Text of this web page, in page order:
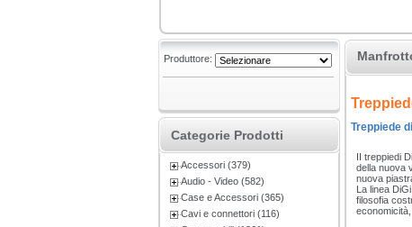
Produttore:
Categorie Prodotti
Accessori (379)
Audio - Video (582)
Case e Accessori (365)
Cavi e connettori (116)
Treppiede
II treppiedi
della nuova
nuova
La linea
filosofia